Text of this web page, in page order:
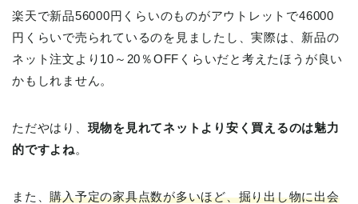
楽天で新品56000円くらいのものがアウトレットで46000
円くらいで売られているのを見ましたし、実際は、新品の
ネット注文より10～20％OFFくらいだと考えたほうが良い
かもしれません。
ただやはり、 現物を見れてネットより安く買えるのは魅力
的ですよね。
また、購入予定の家具点数が多いほど、掘り出し物に出会